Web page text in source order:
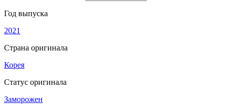
Год выпуска
2021
Страна оригинала
Корея
Статус оригинала
Заморожен